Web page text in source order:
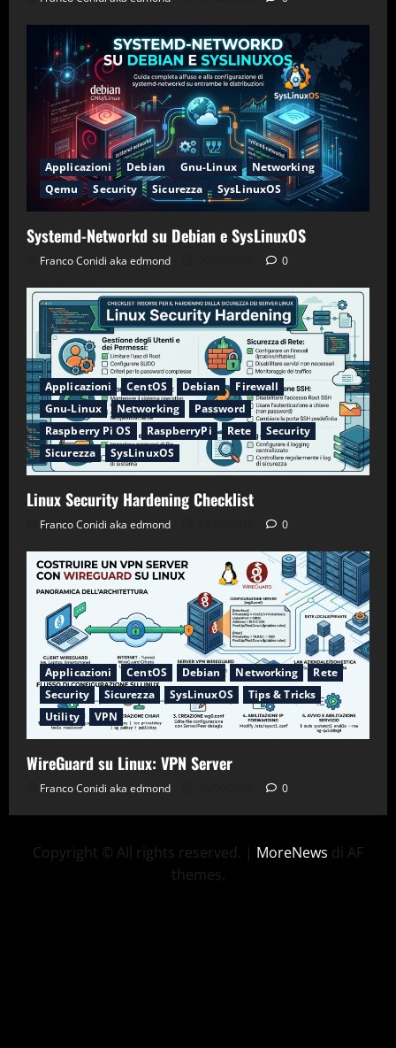
Applicazioni Debian Gnu-Linux
Networking
Qemu
Security Sicurezza SysLinuxOS
Systemd-Networkd su Debian e SysLinuxOS
Franco Conidi aka edmond 0
Applicazioni CentOS Debian
Firewall
Gnu-Linux
Networking
Password
Raspberry Pi OS
RaspberryPi Rete
Security
Sicurezza
SysLinuxOS
Linux Security Hardening Checklist
Franco Conidi aka edmond 0
Applicazioni CentOS Debian Networking
Rete
Security
Sicurezza SysLinuxOS
Tips & Tricks
Utility
VPN
WireGuard su Linux: VPN Server
Franco Conidi aka edmond 0
Copyright © All rights reserved. | MoreNews di AF
themes.